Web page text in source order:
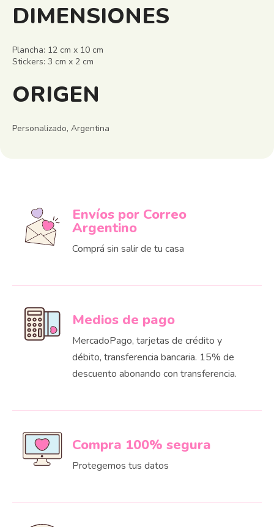
DIMENSIONES
Plancha: 12 cm x 10 cm
Stickers: 3 cm x 2 cm
ORIGEN
Personalizado, Argentina
Envíos por Correo
Argentino
Comprá sin salir de tu casa
Medios de pago
MercadoPago, tarjetas de crédito y
débito, transferencia bancaria. 15% de
descuento abonando con transferencia.
Compra 100% segura
Protegemos tus datos